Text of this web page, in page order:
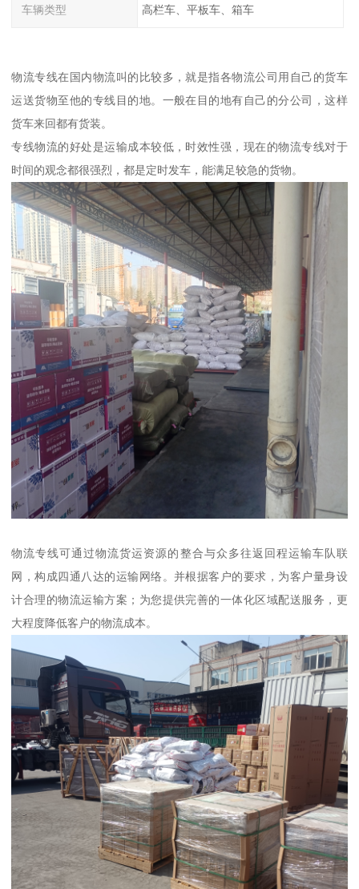
车辆类型 高栏车、平板车、箱车
物流专线在国内物流叫的比较多，就是指各物流公司用自己的货车
运送货物至他的专线目的地。一般在目的地有自己的分公司，这样
货车来回都有货装。
专线物流的好处是运输成本较低，时效性强，现在的物流专线对于
时间的观念都很强烈，都是定时发车，能满足较急的货物。
物流专线可通过物流货运资源的整合与众多往返回程运输车队联
网，构成四通八达的运输网络。并根据客户的要求，为客户量身设
计合理的物流运输方案；为您提供完善的一体化区域配送服务，更
大程度降低客户的物流成本。